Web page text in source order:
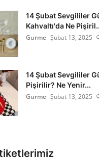
14 Şubat Sevgililer
Kahvaltı'da Ne
Gurme Şubat 13, 2025
14 Şubat Sevgililer
Pişirilir? Ne Yenir...
Gurme Şubat 13, 2025